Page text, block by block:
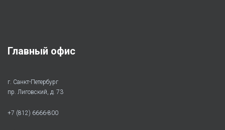
Главный офис
г. Санкт-Петербург
пр. Лиговский, д. 73
+7 (812) 6666-800